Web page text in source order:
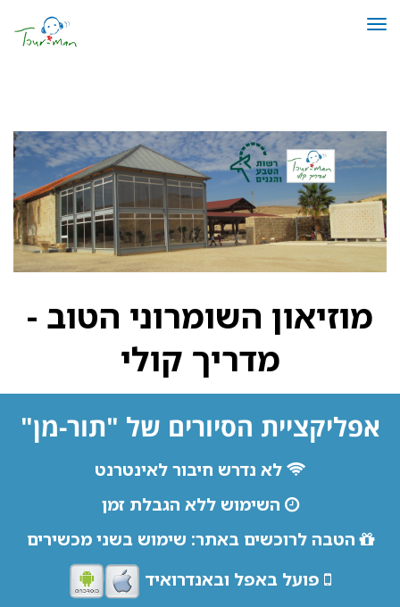
תפריט
מוזיאון השומרוני הטוב -
מדריך קולי
אפליקציית הסיורים של "תור-מן"
לא נדרש חיבור לאינטרנט
השימוש ללא הגבלת זמן
הטבה לרוכשים באתר: שימוש בשני מכשירים
פועל באפל ובאנדרואיד